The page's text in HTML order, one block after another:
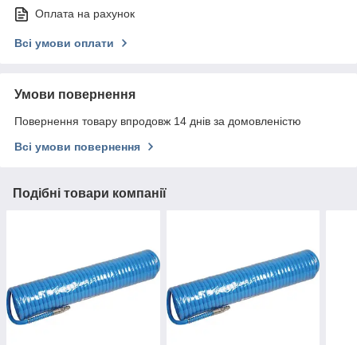
Оплата на рахунок
Всі умови оплати
Умови повернення
Повернення товару впродовж 14 днів за домовленістю
Всі умови повернення
Подібні товари компанії